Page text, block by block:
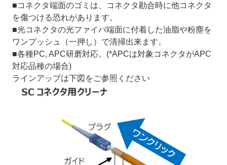
■コネクタ端面のゴミは、コネクタ勘合時に他コネクタ
を傷つける恐れがあります。
■光コネクタの光ファイバ端面に付着した油脂や粉塵を
ワンプッシュ（一押し）で清掃出来ます。
■各種PC, APC研磨対応。(*APCは対象コネクタがAPC
対応品種の場合)
ラインアップは下図をご参照ください